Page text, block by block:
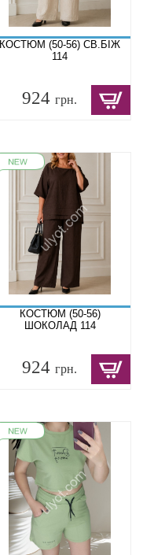
КОСТЮМ (50-56) СВ.БІЖ
114
924грн.
КОСТЮМ (50-56)
ШОКОЛАД 114
924грн.